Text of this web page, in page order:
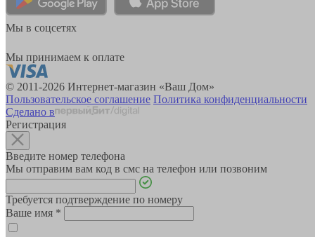
Мы в соцсетях
Мы принимаем к оплате
© 2011-2026 Интернет-магазин «Ваш Дом»
Пользовательское соглашение Политика конфиденциальности
Сделано в
Регистрация
Введите номер телефона
Мы отправим вам код в смс на телефон или позвоним
Требуется подтверждение по номеру
Ваше имя *